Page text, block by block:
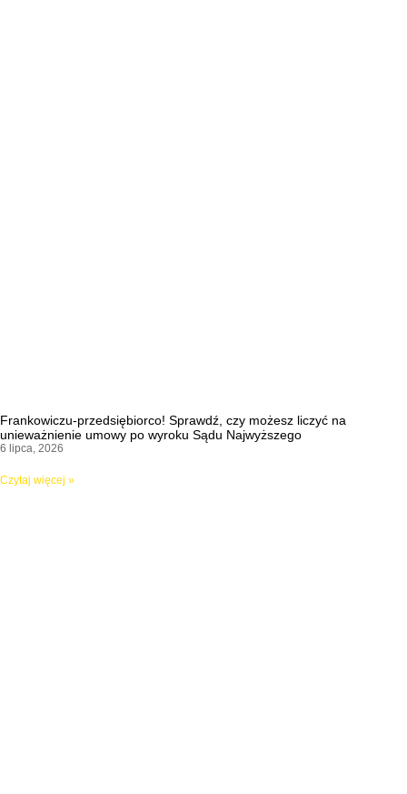
Frankowiczu-przedsiębiorco! Sprawdź, czy możesz liczyć na
unieważnienie umowy po wyroku Sądu Najwyższego
6 lipca, 2026
Czytaj więcej »